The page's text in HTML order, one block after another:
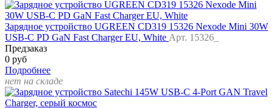
Зарядное устройство UGREEN CD319 15326 Nexode Mini 30W
USB-C PD GaN Fast Charger EU, White Арт. 15326_
Предзаказ
0 руб
Подробнее
нет на складе